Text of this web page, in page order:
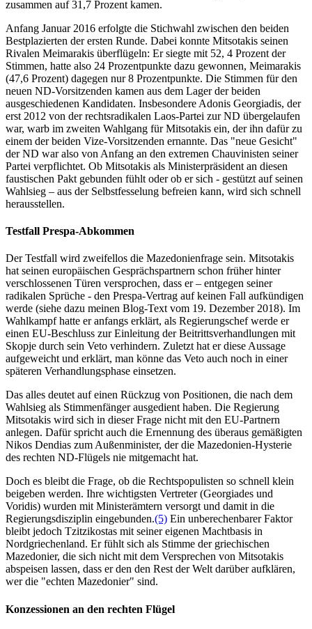
zusammen auf 31,7 Prozent kamen.
Anfang Januar 2016 erfolgte die Stichwahl zwischen den beiden
Bestplazierten der ersten Runde. Dabei konnte Mitsotakis seinen
Rivalen Meimarakis überflügeln: Er siegte mit 52, 4 Prozent der
Stimmen, hatte also 24 Prozentpunkte dazu gewonnen, Meimarakis
(47,6 Prozent) dagegen nur 8 Prozentpunkte. Die Stimmen für den
neuen ND-Vorsitzenden kamen aus dem Lager der beiden
ausgeschiedenen Kandidaten. Insbesondere Adonis Georgiadis, der
erst 2012 von der rechtsradikalen Laos-Partei zur ND übergelaufen
war, warb im zweiten Wahlgang für Mitsotakis ein, der ihn dafür zu
einem der beiden Vize-Vorsitzenden ernannte. Das "neue Gesicht"
der ND war also von Anfang an den extremen Chauvinisten seiner
Partei verpflichtet. Ob Mitsotakis als Ministerpräsident an diesen
faustischen Pakt gebunden fühlt oder ob er sich - gestützt auf seinen
Wahlsieg – aus der Selbstfesselung befreien kann, wird sich schnell
herausstellen.
Testfall Prespa-Abkommen
Der Testfall wird zweifellos die Mazedonienfrage sein. Mitsotakis
hat seinen europäischen Gesprächspartnern schon früher hinter
verschlossenen Türen versprochen, dass er – entgegen seiner
radikalen Sprüche - den Prespa-Vertrag auf keinen Fall aufkündigen
werde (siehe dazu meinen Blog-Text vom 19. Dezember 2018). Im
Wahlkampf hatte er anfangs erklärt, als Regierungschef werde er
einen EU-Beschluss zur Einleitung der Beitrittsverhandlungen mit
Skopje durch sein Veto verhindern. Zuletzt hat er diese Aussage
aufgeweicht und erklärt, man könne das Veto auch noch in einer
späteren Verhandlungsphase einsetzen.
Das alles deutet auf einen Rückzug von Positionen, die nach dem
Wahlsieg als Stimmenfänger ausgedient haben. Die Regierung
Mitsotakis wird sich in dieser Frage nicht mit den EU-Partnern
anlegen. Dafür spricht auch die Ernennung des überaus gemäßigten
Nikos Dendias zum Außenminister, der die Mazedonien-Hysterie
des rechten ND-Flügels nie mitgemacht hat.
Doch es bleibt die Frage, ob die Rechtspopulisten so schnell klein
beigeben werden. Ihre wichtigsten Vertreter (Georgiades und
Voridis) wurden mit Ministerämtern versorgt und damit in die
Regierungsdisziplin eingebunden.(5) Ein unberechenbarer Faktor
bleibt jedoch Tzitzikostas mit seiner eigenen Machtbasis in
Nordgriechenland. Er fühlt sich als Stimme der griechischen
Mazedonier, die sich nicht mit dem Versprechen von Mitsotakis
abspeisen lassen, dass er den den Rest der Welt darüber aufklären,
wer die "echten Mazedonier" sind.
Konzessionen an den rechten Flügel